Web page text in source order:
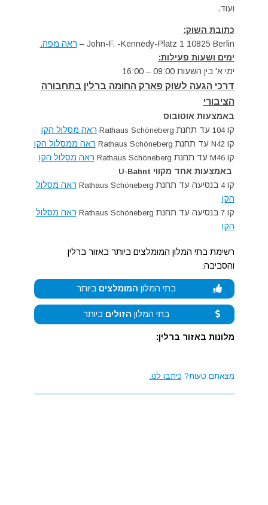
ועוד.
כתובת השוק:
John-F. -Kennedy-Platz 1 10825 Berlin –
ראה מפה.
ימים ושעות פעילות:
ימי א' בין השעות 09:00 – 16:00
דרכי הגעה לשוק פארק החומה ברלין בתחבורה
הציבורי
באמצעות אוטובוס
קו104 עד תחנת Rathaus Schöneberg ראה מסלול הקו
קו N42 עד תחנת
ראה ממסלול הקו
קוM46 עד תחנת Rathaus Schöneberg ראה מסלול הקו
באמצעות אחד מקווי U-Bahnt
קו4 בנסיעה עד תחנת Rathaus Schöneberg ראה מסלול
הקו
קו7 בנסיעה עד תחנת Rathaus Schöneberg ראה מסלול
הקו
רשימת בתי המלון המומלצים ביותר באזור ברלין
והסביבה:
בתי המלון המומלצים ביותר
בתי המלון הזולים ביותר
מלונות באזור ברלין:
מצאתם טעות? כיתבו לנו.